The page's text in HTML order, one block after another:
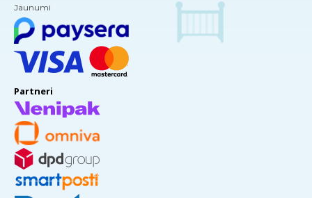
Jaunumi
Partneri